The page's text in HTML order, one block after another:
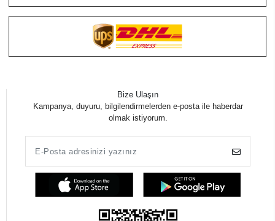
Bize Ulaşın
Kampanya, duyuru, bilgilendirmelerden e-posta ile haberdar
olmak istiyorum.